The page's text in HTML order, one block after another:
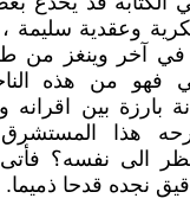
وعقدية سليمة
آخر وينغز
فهو من هذه
بارزة بين اقرانه
هذا
الى نفسه؟
نجده قدحا ذميما.